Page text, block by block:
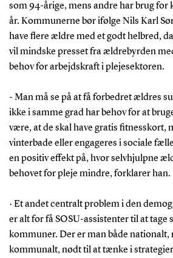
som 94-årige, mens andre har brug
år. Kommunerne bør ifølge Nils Karl
have flere ældre med et godt helbred,
vil mindske presset fra ældrebyrden
behov for arbejdskraft i plejesektoren.
- Man må se på at få forbedret ældres
ikke i samme grad har behov for at
være, at de skal have gratis fitnesskort,
vinterbade eller engageres i sociale
en positiv effekt på, hvor selvhjulpne
behovet for pleje mindre, forklarer han.
· Et andet centralt problem i den
er alt for få SOSU-assistenter til at tage
kommuner. Der er man både nationalt,
kommunalt, nødt til at tænke i